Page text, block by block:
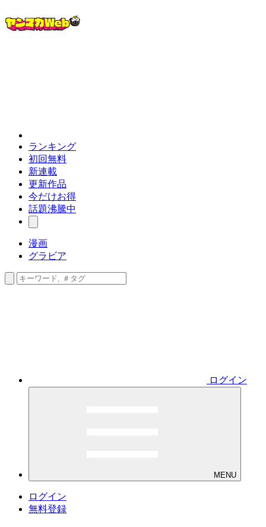
ランキング
初回無料
新連載
更新作品
今だけお得
話題沸騰中
漫画
グラビア
ログイン
MENU
ログイン
無料登録